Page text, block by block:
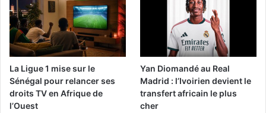
La Ligue 1 mise sur le
Sénégal pour relancer ses
droits TV en Afrique de
l’Ouest
Yan Diomandé au Real
Madrid : l’Ivoirien devient le
transfert africain le plus
cher